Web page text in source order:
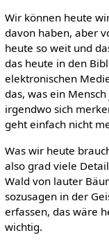
Wir können heute
davon haben, aber
heute so weit und
das heute in den
elektronischen
das, was ein
irgendwo sich
geht einfach nicht
Was wir heute
also grad viele
Wald von lauter
sozusagen in der
erfassen, das wäre
wichtig.